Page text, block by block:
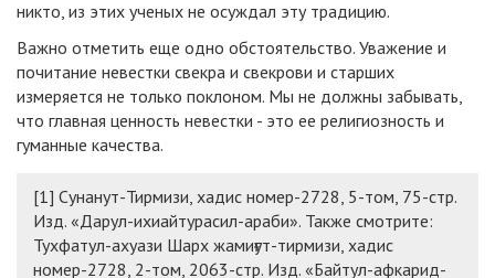
никто, из этих ученых не осуждал эту традицию.
Важно отметить еще одно обстоятельство. Уважение и
почитание невестки свекра и свекрови и старших
измеряется не только поклоном. Мы не должны забывать,
что главная ценность невестки - это ее религиозность и
гуманные качества.
[1] Сунанут-Тирмизи, хадис номер-2728, 5-том, 75-стр.
Изд. «Дарул-ихиайтурасил-араби». Также смотрите:
Тухфатул-ахуази Шарх жамиғут-тирмизи, хадис
номер-2728, 2-том, 2063-стр. Изд. «Байтул-афкарид-